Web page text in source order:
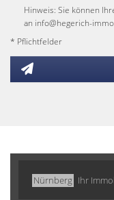
Hinweis: Sie können
an info@hegerich-
* Pflichtfelder
Nürnberg Ihr